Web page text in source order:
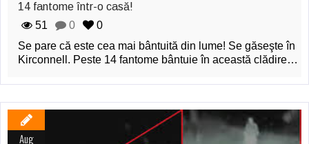
14 fantome într-o casă!
51
0
0
Se pare că este cea mai bântuită din lume! Se găseşte în
Kirconnell. Peste 14 fantome bântuie în această clădire…
Aug